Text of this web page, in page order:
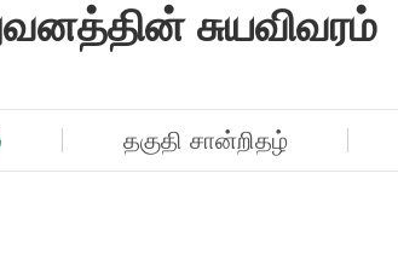
சுயவிவரம்
தகுதி சான்றிதழ்